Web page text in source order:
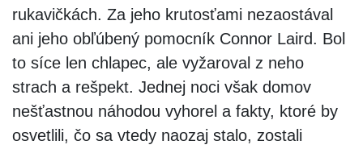
rukavičkách. Za jeho krutosťami nezaostával
ani jeho obľúbený pomocník Connor Laird. Bol
to síce len chlapec, ale vyžaroval z neho
strach a rešpekt. Jednej noci však domov
nešťastnou náhodou vyhorel a fakty, ktoré by
osvetlili, čo sa vtedy naozaj stalo, zostali